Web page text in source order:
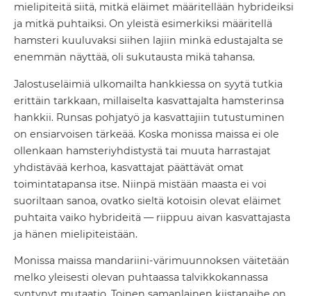
mielipiteitä siitä, mitkä eläimet määritellään hybrideiksi
ja mitkä puhtaiksi. On yleistä esimerkiksi määritellä
hamsteri kuuluvaksi siihen lajiin minkä edustajalta se
enemmän näyttää, oli sukutausta mikä tahansa.
Jalostuseläimiä ulkomailta hankkiessa on syytä tutkia
erittäin tarkkaan, millaiselta kasvattajalta hamsterinsa
hankkii. Runsas pohjatyö ja kasvattajiin tutustuminen
on ensiarvoisen tärkeää. Koska monissa maissa ei ole
ollenkaan hamsteriyhdistystä tai muuta harrastajat
yhdistävää kerhoa, kasvattajat päättävät omat
toimintatapansa itse. Niinpä mistään maasta ei voi
suoriltaan sanoa, ovatko sieltä kotoisin olevat eläimet
puhtaita vaiko hybrideitä — riippuu aivan kasvattajasta
ja hänen mielipiteistään.
Monissa maissa mandariini-värimuunnoksen väitetään
melko yleisesti olevan puhtaassa talvikkokannassa